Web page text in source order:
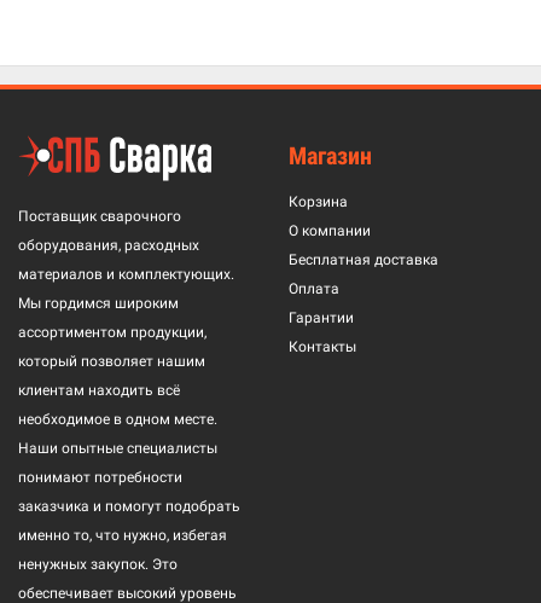
Поставщик сварочного
оборудования, расходных
материалов и комплектующих.
Мы гордимся широким
ассортиментом продукции,
который позволяет нашим
клиентам находить всё
необходимое в одном месте.
Наши опытные специалисты
понимают потребности
заказчика и помогут подобрать
именно то, что нужно, избегая
ненужных закупок. Это
обеспечивает высокий уровень
Магазин
Корзина
О компании
Бесплатная доставка
Оплата
Гарантии
Контакты